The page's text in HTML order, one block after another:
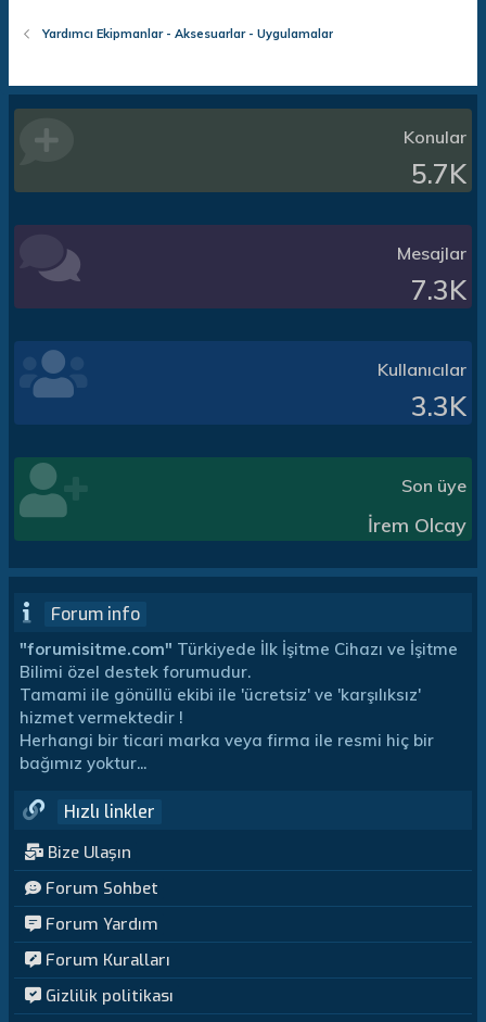
Yardımcı Ekipmanlar - Aksesuarlar - Uygulamalar
Konular
5.7K
Mesajlar
7.3K
Kullanıcılar
3.3K
Son üye
İrem Olcay
Forum info
"forumisitme.com" Türkiyede İlk İşitme Cihazı ve İşitme
Bilimi özel destek forumudur.
Tamami ile gönüllü ekibi ile 'ücretsiz' ve 'karşılıksız'
hizmet vermektedir !
Herhangi bir ticari marka veya firma ile resmi hiç bir
bağımız yoktur...
Hızlı linkler
Bize Ulaşın
Forum Sohbet
Forum Yardım
Forum Kuralları
Gizlilik politikası